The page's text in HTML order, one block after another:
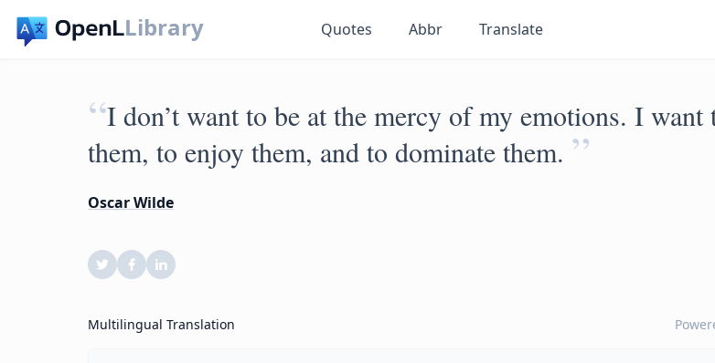
Library Quotes Abbr Translate
“I don’t want to be at the mercy of my emotions. I want
them, to enjoy them, and to dominate them. ”
Oscar Wilde
Multilingual Translation